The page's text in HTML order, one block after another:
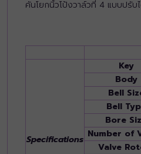
คันโยกนิ้วโป้งวาล์วที่ 4 แบบปรับ
Specifications
Key
Body
Bell
Bell
Bore
Number of
Valve